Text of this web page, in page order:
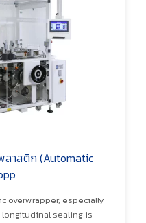
าสติก (Automatic
overwrapper, especially
sealing is